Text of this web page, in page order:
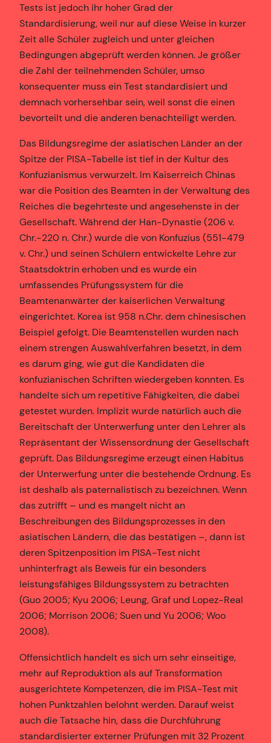
Tests ist jedoch ihr hoher Grad der
Standardisierung, weil nur auf diese Weise in kurzer
Zeit alle Schüler zugleich und unter gleichen
Bedingungen abgeprüft werden können. Je größer
die Zahl der teilnehmenden Schüler, umso
konsequenter muss ein Test standardisiert und
demnach vorhersehbar sein, weil sonst die einen
bevorteilt und die anderen benachteiligt werden.
Das Bildungsregime der asiatischen Länder an der
Spitze der PISA-Tabelle ist tief in der Kultur des
Konfuzianismus verwurzelt. Im Kaiserreich Chinas
war die Position des Beamten in der Verwaltung des
Reiches die begehrteste und angesehenste in der
Gesellschaft. Während der Han-Dynastie (206 v.
Chr.-220 n. Chr.) wurde die von Konfuzius (551-479
v. Chr.) und seinen Schülern entwickelte Lehre zur
Staatsdoktrin erhoben und es wurde ein
umfassendes Prüfungssystem für die
Beamtenanwärter der kaiserlichen Verwaltung
eingerichtet. Korea ist 958 n.Chr. dem chinesischen
Beispiel gefolgt. Die Beamtenstellen wurden nach
einem strengen Auswahlverfahren besetzt, in dem
es darum ging, wie gut die Kandidaten die
konfuzianischen Schriften wiedergeben konnten. Es
handelte sich um repetitive Fähigkeiten, die dabei
getestet wurden. Implizit wurde natürlich auch die
Bereitschaft der Unterwerfung unter den Lehrer als
Repräsentant der Wissensordnung der Gesellschaft
geprüft. Das Bildungsregime erzeugt einen Habitus
der Unterwerfung unter die bestehende Ordnung. Es
ist deshalb als paternalistisch zu bezeichnen. Wenn
das zutrifft – und es mangelt nicht an
Beschreibungen des Bildungsprozesses in den
asiatischen Ländern, die das bestätigen –, dann ist
deren Spitzenposition im PISA-Test nicht
unhinterfragt als Beweis für ein besonders
leistungsfähiges Bildungssystem zu betrachten
(Guo 2005; Kyu 2006; Leung, Graf und Lopez-Real
2006; Morrison 2006; Suen und Yu 2006; Woo
2008).
Offensichtlich handelt es sich um sehr einseitige,
mehr auf Reproduktion als auf Transformation
ausgerichtete Kompetenzen, die im PISA-Test mit
hohen Punktzahlen belohnt werden. Darauf weist
auch die Tatsache hin, dass die Durchführung
standardisierter externer Prüfungen mit 32 Prozent